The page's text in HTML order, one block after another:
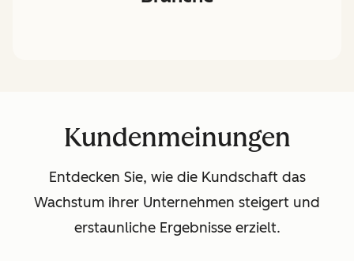
Kundenmeinungen
Entdecken Sie, wie die Kundschaft das
Wachstum ihrer Unternehmen steigert und
erstaunliche Ergebnisse erzielt.